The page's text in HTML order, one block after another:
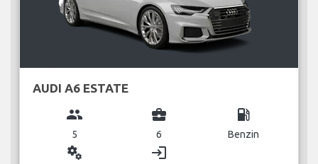
AUDI A6 ESTATE
group
5
business_center
6
local_gas_station
Benzin
miscellaneous_services login